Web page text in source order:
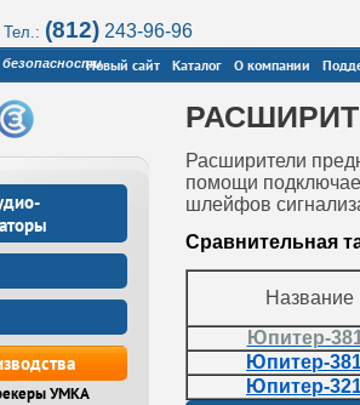
(812) 243-96-96
Новый сайт Каталог О компании
Расширители
помощи
шлейфов
Сравнительная
Название
Юпитер-
Юпитер-
Юпитер-
УМКА